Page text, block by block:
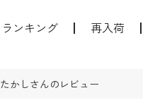
ランキング 再入荷
たかしさんのレビュー